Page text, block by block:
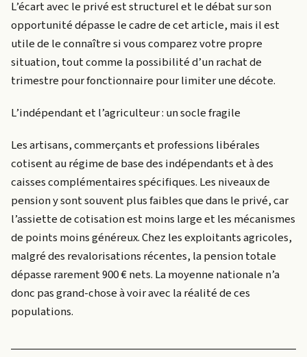
L’écart avec le privé est structurel et le débat sur son
opportunité dépasse le cadre de cet article, mais il est
utile de le connaître si vous comparez votre propre
situation, tout comme la possibilité d’un rachat de
trimestre pour fonctionnaire pour limiter une décote.
L’indépendant et l’agriculteur : un socle fragile
Les artisans, commerçants et professions libérales
cotisent au régime de base des indépendants et à des
caisses complémentaires spécifiques. Les niveaux de
pension y sont souvent plus faibles que dans le privé, car
l’assiette de cotisation est moins large et les mécanismes
de points moins généreux. Chez les exploitants agricoles,
malgré des revalorisations récentes, la pension totale
dépasse rarement 900 € nets. La moyenne nationale n’a
donc pas grand-chose à voir avec la réalité de ces
populations.